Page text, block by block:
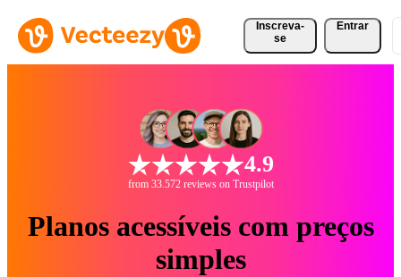
Inscreva-
se
Entrar
4.9
from 33.572 reviews on Trustpilot
Planos acessíveis com preços
simples